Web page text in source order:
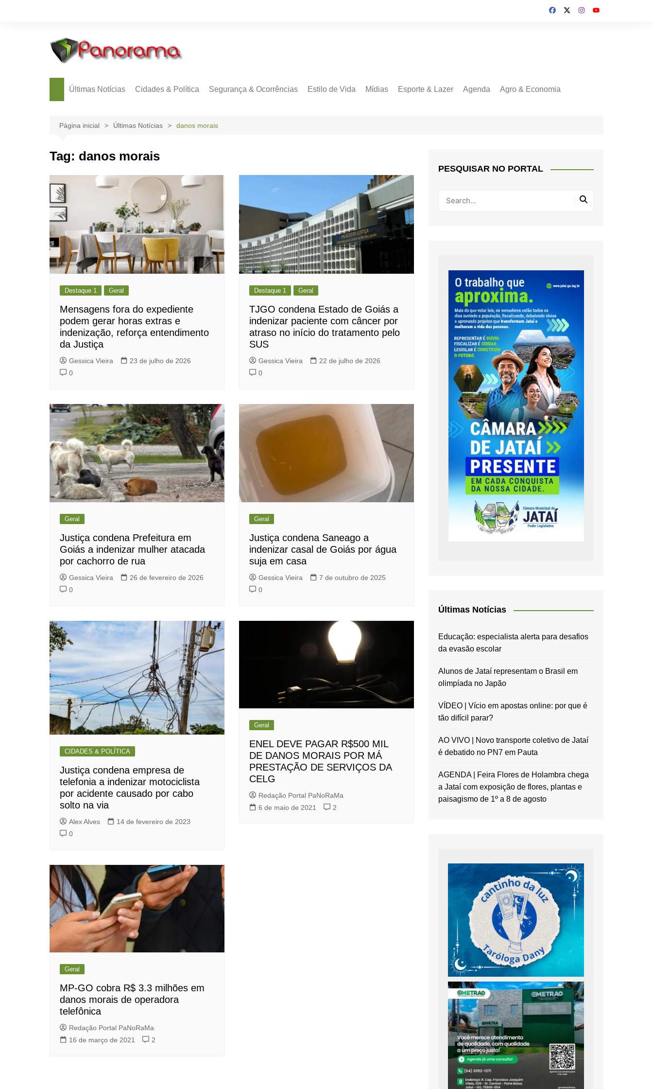
Últimas Notícias Cidades & Política Segurança & Ocorrências Estilo de Vida Mídias Esporte & Lazer Agenda Agro & Economia
Página inicial Últimas Notícias danos morais
Tag: danos morais
Destaque 1 Geral
Mensagens fora do expediente
podem gerar horas extras e
indenização, reforça entendimento
da Justiça
Gessica Vieira
23 de julho de 2026
0
Destaque 1 Geral
TJGO condena Estado de Goiás a
indenizar paciente com câncer por
atraso no início do tratamento pelo
SUS
Gessica Vieira
22 de julho de 2026
0
Geral
Justiça condena Prefeitura em
Goiás a indenizar mulher atacada
por cachorro de rua
Gessica Vieira
26 de fevereiro de 2026
0
Geral
Justiça condena Saneago a
indenizar casal de Goiás por água
suja em casa
Gessica Vieira
7 de outubro de 2025
0
CIDADES & POLÍTICA
Justiça condena empresa de
telefonia a indenizar motociclista
por acidente causado por cabo
solto na via
Alex Alves
14 de fevereiro de 2023
0
Geral
ENEL DEVE PAGAR R$500 MIL
DE DANOS MORAIS POR MÁ
PRESTAÇÃO DE SERVIÇOS DA
CELG
Redação Portal PaNoRaMa
6 de maio de 2021
2
Geral
MP-GO cobra R$ 3.3 milhões em
danos morais de operadora
telefônica
Redação Portal PaNoRaMa
16 de março de 2021
2
PESQUISAR NO PORTAL
Últimas Notícias
Educação: especialista alerta para desafios
da evasão escolar
Alunos de Jataí representam o Brasil em
olimpíada no Japão
VÍDEO | Vício em apostas online: por que é
tão difícil parar?
AO VIVO | Novo transporte coletivo de Jataí
é debatido no PN7 em Pauta
AGENDA | Feira Flores de Holambra chega
a Jataí com exposição de flores, plantas e
paisagismo de 1º a 8 de agosto